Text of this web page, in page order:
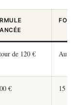
de 120 €
€ 15